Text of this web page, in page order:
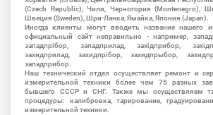
(Czech Republic), Чили, Черногория (Montenegro),
Швеция (Sweden), Шри-Ланка, Ямайка, Япония (Japan).
Иногда клиенты могут вводить название нашего
официальный сайт неправильно - например,
западпрібор, западприлад, західприбор,
захидприлад, захидпрібор, захидпрыбор,
западприбор.
Наш технический отдел осуществляет ремонт и
измерительной техники более чем 75 разных
бывшего СССР и СНГ. Также мы осуществляем
процедуры: калибровка, тарирование,
измерительной техники.